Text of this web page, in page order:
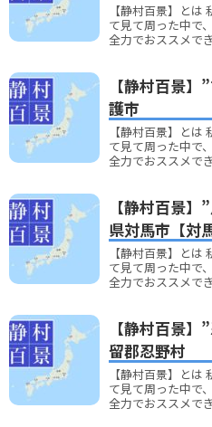
【静村百景】と
て見て周った中で
全力でおススメで
【静村百景
護市
【静村百景】と
て見て周った中で
全力でおススメで
【静村百景
県対馬市【対
【静村百景】と
て見て周った中で
全力でおススメで
【静村百景
留郡忍野村
【静村百景】と
て見て周った中で
全力でおススメで